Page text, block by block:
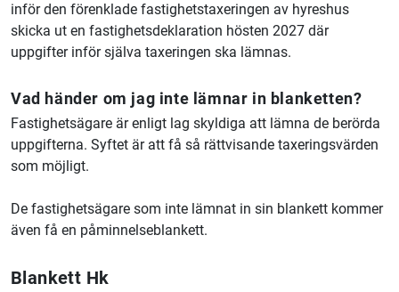
inför den förenklade fastighetstaxeringen av hyreshus
skicka ut en fastighetsdeklaration hösten 2027 där
uppgifter inför själva taxeringen ska lämnas.
Vad händer om jag inte lämnar in blanketten?
Fastighetsägare är enligt lag skyldiga att lämna de berörda
uppgifterna. Syftet är att få så rättvisande taxeringsvärden
som möjligt.
De fastighetsägare som inte lämnat in sin blankett kommer
även få en påminnelseblankett.
Blankett Hk